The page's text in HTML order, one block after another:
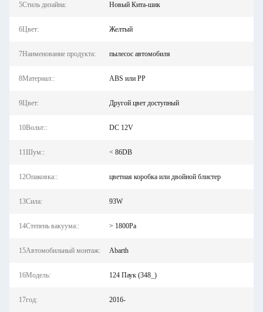
5Стиль дизайна: Новый Кита-шик
6Цвет: Желтый
7Наименование продукта: пылесос автомобиля
8Материал:: ABS или PP
9Цвет: Другой цвет доступный
10Вольт:: DC 12V
11Шум:: < 86DB
12Опаковка:: цветная коробка или двойной блистер
13Сила: 93W
14Степень вакуума:: > 1800Pa
15Автомобильный монтаж: Abarth
16Модель: 124 Паук (348_)
17год: 2016-